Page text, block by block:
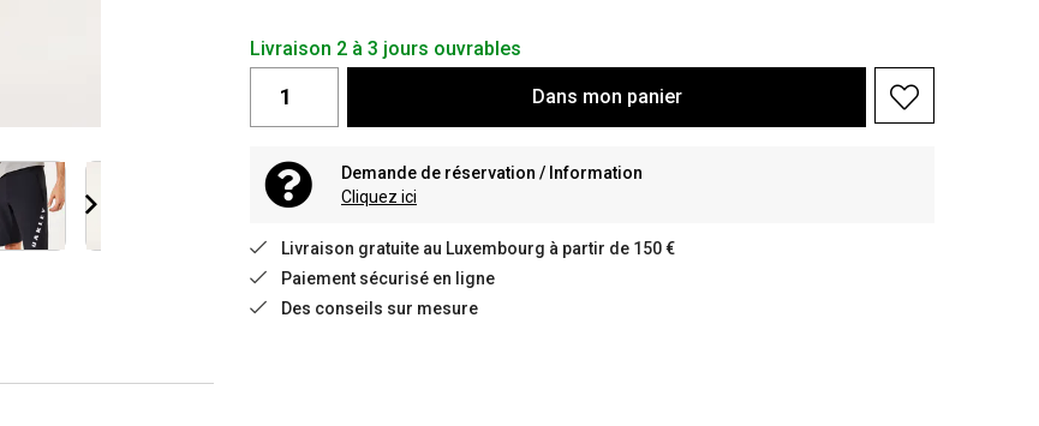
Livraison 2 à 3 jours ouvrables
Dans mon panier
Demande de réservation / Information
Cliquez ici
Livraison gratuite au Luxembourg à partir de 150 €
Paiement sécurisé en ligne
Des conseils sur mesure